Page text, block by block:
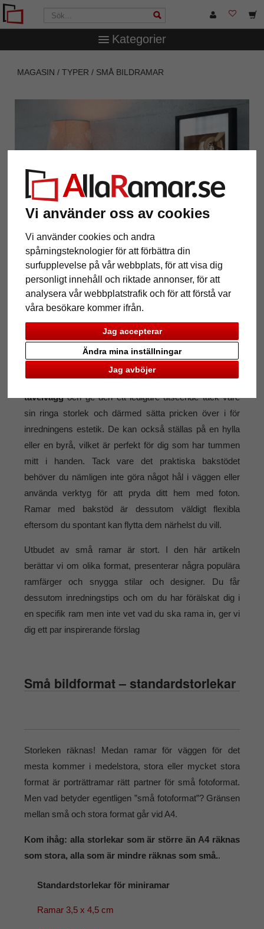
Vi använder oss av cookies
Vi använder cookies och andra
spårningsteknologier för att förbättra din
surfupplevelse på vår webbplats, för att visa dig
personligt innehåll och riktade annonser, för att
analysera vår webbplatstrafik och för att förstå var
våra besökare kommer ifrån.
Jag accepterar
Jag avböjer
Ändra mina inställningar
Kategorier
MAGASIN TYPER SMÅ BILDRAMAR
Små bildramar
det finns många olika slags bilder i små format som är
för fina för att samla damm i någon låda. Som
inredningsdetalj är små fotoramar otroligt mångsidiga.
De kan hängas på väggen för attkomplettera en
tavelväggoch ge den ett ledigare utseende tack vare
sin ringa storlek och därmed sätta pricken över i för
inredningens estetik. De kan också ställas på en hylla
eller en byrå, vilket är perfekt för dig som har tummen
mitt i handen. Tack vare det praktiska bakstödet
behöver du nämligen inte göra något hål i väggen eller
använda verktyg för att pryda ditt hem med foton.
Ramar med bakstöd är dessutom väldigt flexibla
eftersom du spontant kan flytta dem närhelst du vill.
Utbudet av små ramar är stort. I den här artikeln
berättar vi om olika format, presenterar några populära
ramfärger och snygga stilar och designer. Du får
dessutom inredningstips och om du har förälskat dig i
en specifik ram men inte vet vad du ska rama in, ger vi
dig ett par inspirerande förslag
Små bildformat – standardstorlekar
Storleken räknas! Medan ramar för väggen för det
mesta kommer i medelstora, stora eller mycket stora
format är porträttramar rätt partner för små fotoformat.
Men vad betyder egentligen ”små fotoformat”? Gränsen
mellan små och stora format går vid A4.
Kom ihåg: alla storlekar som är större än A4 räknas
som stora, alla som är mindre räknas som små..
Standardstorlekar för miniramar
Ramar 3,5 x 4,5 cm